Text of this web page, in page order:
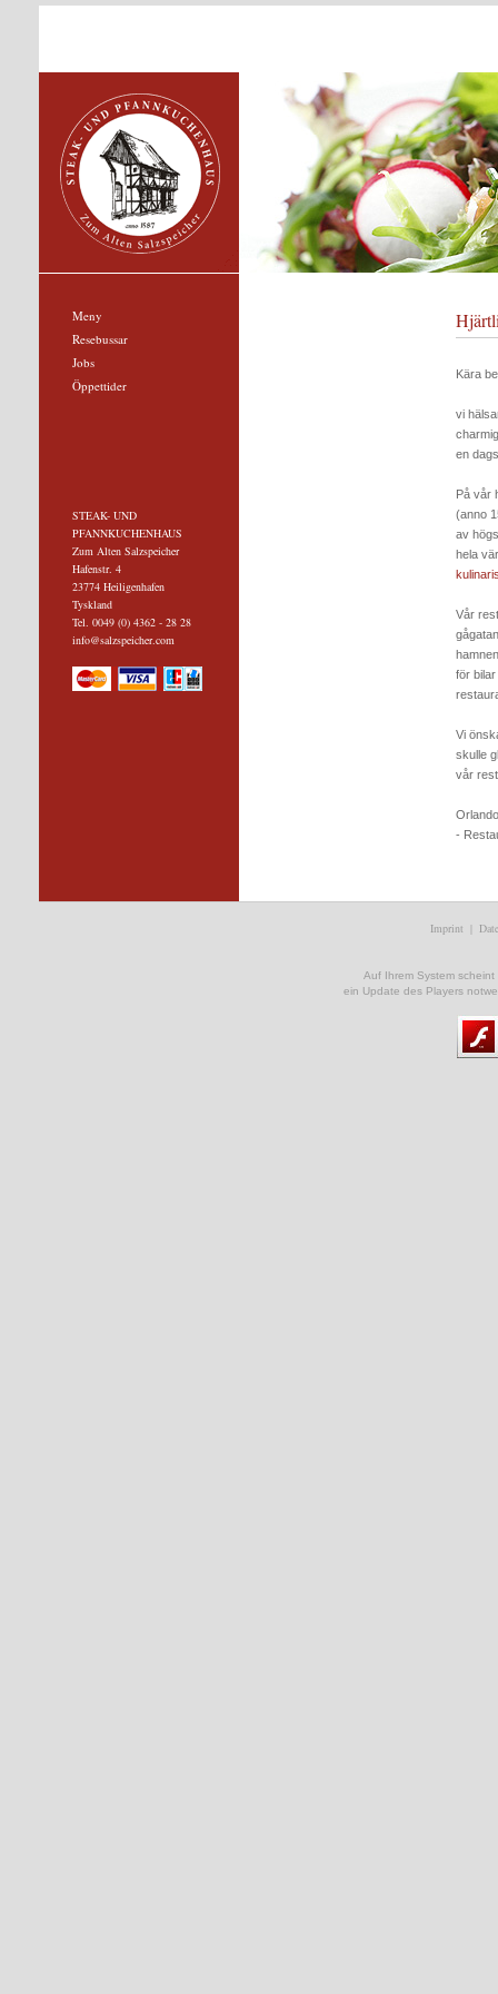
Meny
Resebussar
Jobs
Öppettider
STEAK- UND
PFANNKUCHENHAUS
Zum Alten Salzspeicher
Hafenstr. 4
23774 Heiligenhafen
Tyskland
Tel. 0049 (0) 4362 - 28 28
info@salzspeicher.com
Kära
vi
en
På vår
(anno
av
hela
Vår
för
Vi
skulle
vår
-
Imprint |
Auf Ihrem System
ein Update des Players